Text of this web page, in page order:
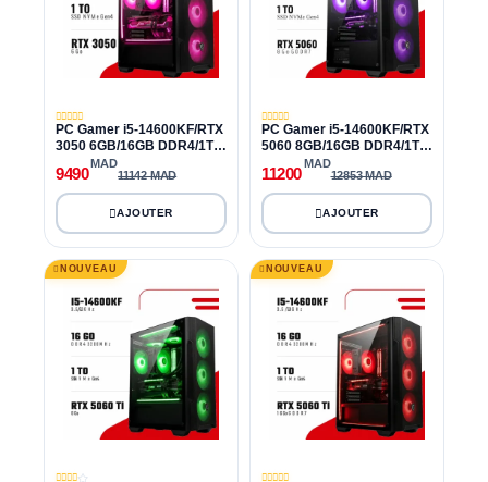
PC Gamer i5-14600KF/RTX
3050 6GB/16GB DDR4/1TB
9490
MAD
11142 MAD
PC Gamer i5-14600KF/RTX
5060 8GB/16GB DDR4/1TB
11200
MAD
12853 MAD
NOUVEAU NOUVEAU